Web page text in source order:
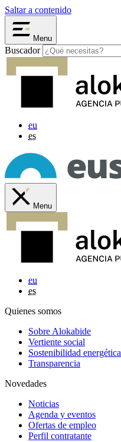
Saltar a contenido
Menu
Buscador
eu
es
Menu
eu
es
Quienes somos
Sobre Alokabide
Vertiente social
Sostenibilidad energética
Transparencia
Novedades
Noticias
Agenda y eventos
Ofertas de empleo
Perfil contratante